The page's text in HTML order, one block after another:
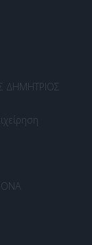
ΔΗΜΗΤΡΙΟΣ